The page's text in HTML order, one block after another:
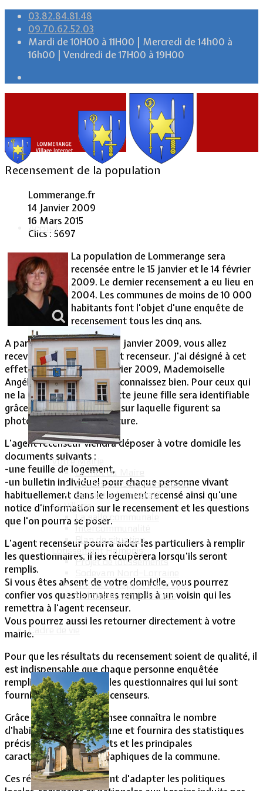
03.82.84.81.48
09.70.62.52.03
Mardi de 10H00 à 11H00 | Mercredi de 14h00 à
16h00 | Vendredi de 17H00 à 19H00
Accueil
Vie Municipale
Votre Mairie
Le mot du Maire
CR des conseils municipaux
Service administratif
Le Village
La salle communale
Intercommunalité
Plan de situation
Lotissement Hambois
Projet de lotissements
Hambois, rappel historique
Le lotissement Hambois
Cadre de vie
Recensement de la population
Lommerange.fr
14 Janvier 2009
16 Mars 2015
Clics : 5697
La population de Lommerange sera
recensée entre le 15 janvier et le 14 février
2009. Le dernier recensement a eu lieu en
2004. Les communes de moins de 10 000
habitants font l'objet d'une enquête de
recensement tous les cinq ans.
A partir de ce jour, jeudi 15 janvier 2009, vous allez
recevoir la visite d'un agent recenseur. J'ai désigné à cet
effet, par arrêté du 13 janvier 2009, Mademoiselle
Angélique Sauren. Vous la connaissez bien. Pour ceux qui
ne la connaitraient pas, cette jeune fille sera identifiable
grâce à une carte tricolore sur laquelle figurent sa
photographie et ma signature.
L'agent recenseur viendra déposer à votre domicile les
documents suivants :
-une feuille de logement,
-un bulletin individuel pour chaque personne vivant
habituellement dans le logement recensé ainsi qu'une
notice d'information sur le recensement et les questions
que l'on pourra se poser.
L'agent recenseur pourra aider les particuliers à remplir
les questionnaires. Il les récupèrera lorsqu'ils seront
remplis.
Si vous êtes absent de votre domicile, vous pourrez
confier vos questionnaires remplis à un voisin qui les
remettra à l'agent recenseur.
Vous pourrez aussi les retourner directement à votre
mairie.
Pour que les résultats du recensement soient de qualité, il
est indispensable que chaque personne enquêtée
remplisse correctement les questionnaires qui lui sont
fournis par les agents recenseurs.
Grâce à vos réponses, l'Insee connaîtra le nombre
d'habitants de la commune et fournira des statistiques
précises sur les logements et les principales
caractéristiques démographiques de la commune.
Ces réponses permettront d'adapter les politiques